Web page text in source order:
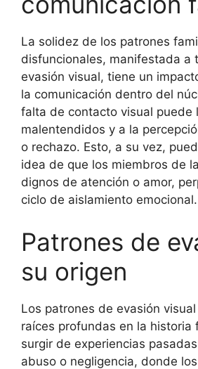
La solidez de los patrones
disfuncionales, manifestada a
evasión visual, tiene un
la comunicación dentro del
falta de contacto visual puede
malentendidos y a la
o rechazo. Esto, a su vez,
idea de que los miembros de
dignos de atención o amor,
ciclo de aislamiento emocional.
Patrones de
su origen
Los patrones de evasión
raíces profundas en la historia
surgir de experiencias
abuso o negligencia, donde